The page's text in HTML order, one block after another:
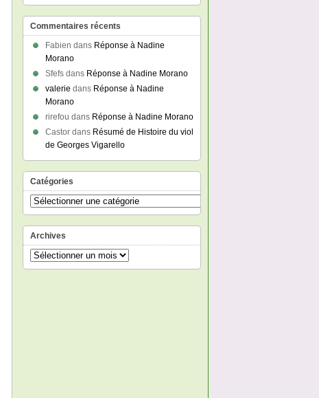
Commentaires récents
Fabien dans Réponse à Nadine
Morano
Sfefs dans Réponse à Nadine Morano
valerie dans Réponse à Nadine
Morano
rirefou dans Réponse à Nadine Morano
Castor dans Résumé de Histoire du viol
de Georges Vigarello
Catégories
Catégories
Archives
Archives